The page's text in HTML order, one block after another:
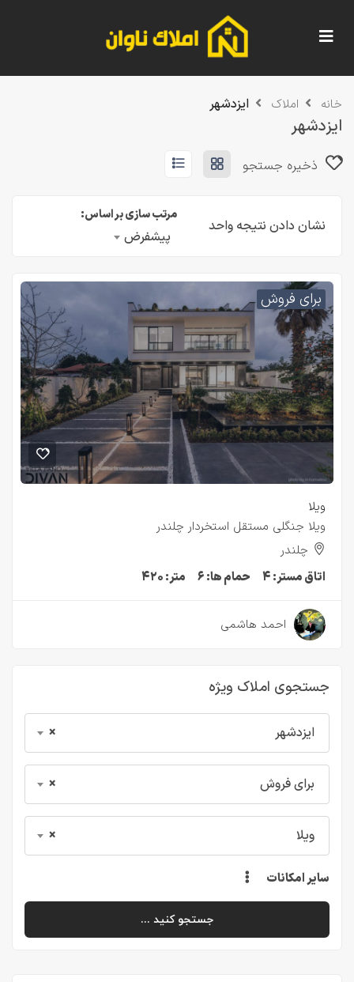
خانه املاک ایزدشهر
ایزدشهر
ذخیره جستجو
جستجوی املاک ویژه
× ایزدشهر
× برای فروش
× ویلا
سایر امکانات
جستجو کنید ...
نشان دادن نتیجه واحد
مرتب سازی بر اساس:
پیشفرض
برای فروش
ویلا
ویلا جنگلی مستقل استخردار چلندر
چلندر
اتاق مستر:۴ حمام ها:۶ متر:۴۲۰
احمد هاشمی